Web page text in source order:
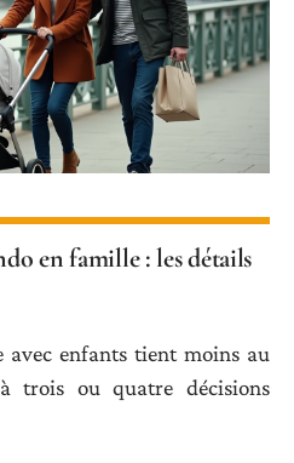
en famille : les détails
avec enfants tient moins au
trois ou quatre décisions